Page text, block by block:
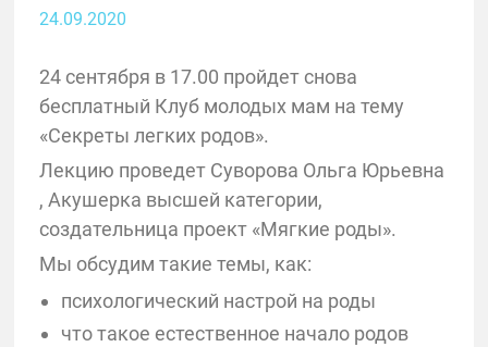
24.09.2020
24 сентября в 17.00 пройдет снова
бесплатный Клуб молодых мам на тему
«Секреты легких родов».
Лекцию проведет Суворова Ольга Юрьевна
, Акушерка высшей категории,
создательница проект «Мягкие роды».
Мы обсудим такие темы, как:
психологический настрой на роды
что такое естественное начало родов